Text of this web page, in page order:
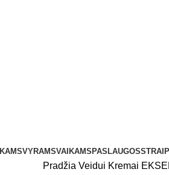
VYRAMSVAIKAMS PASLAUGOS
Pradžia Veidui Kremai